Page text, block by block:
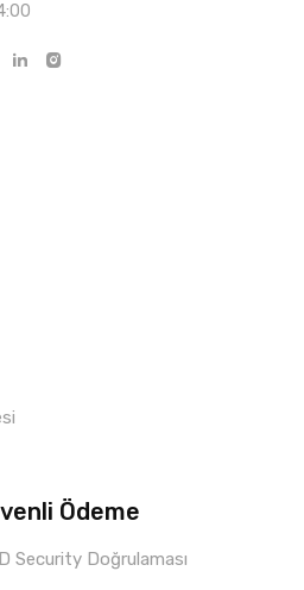
Ödeme
Security Doğrulaması